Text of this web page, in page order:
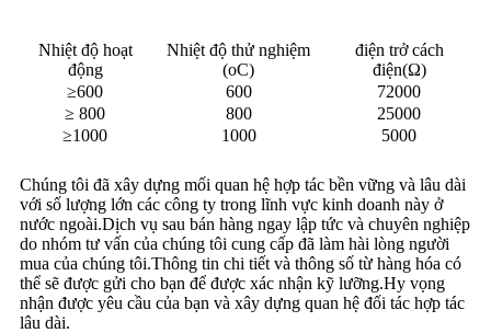
Nhiệt độ hoạt
động
Nhiệt độ thử nghiệm
(oC)
điện trở cách
điện(Ω)
≥600
600
72000
≥ 800
800
25000
≥1000
1000 5000
Chúng tôi đã xây dựng mối quan hệ hợp tác bền vững và lâu dài
với số lượng lớn các công ty trong lĩnh vực kinh doanh này ở
nước ngoài.Dịch vụ sau bán hàng ngay lập tức và chuyên nghiệp
do nhóm tư vấn của chúng tôi cung cấp đã làm hài lòng người
mua của chúng tôi.Thông tin chi tiết và thông số từ hàng hóa có
thể sẽ được gửi cho bạn để được xác nhận kỹ lưỡng.Hy vọng
nhận được yêu cầu của bạn và xây dựng quan hệ đối tác hợp tác
lâu dài.